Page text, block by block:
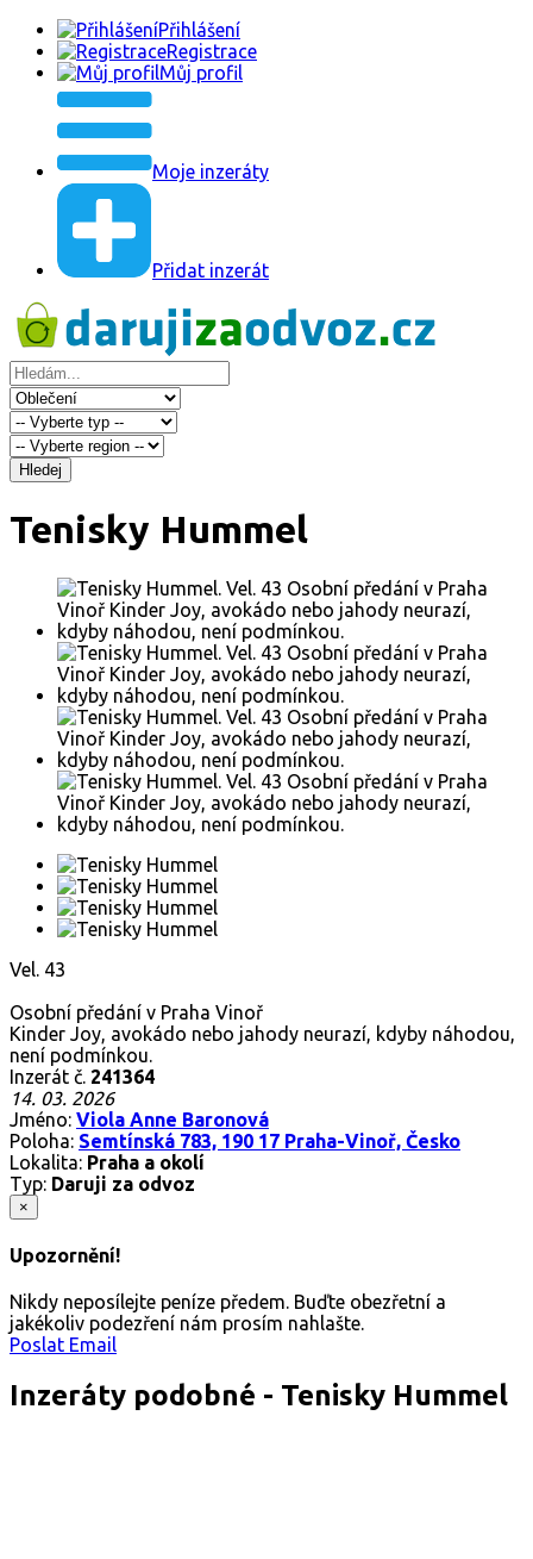
Přihlášení
Registrace
Můj profil
Moje inzeráty
Přidat inzerát
Hledej
Tenisky Hummel
Vel. 43
Osobní předání v Praha Vinoř
Kinder Joy, avokádo nebo jahody neurazí, kdyby náhodou,
není podmínkou.
Inzerát č. 241364
14. 03. 2026
Jméno: Viola Anne Baronová
Poloha: Semtínská 783, 190 17 Praha-Vinoř, Česko
Lokalita: Praha a okolí
Typ: Daruji za odvoz
×
Upozornění!
Nikdy neposílejte peníze předem. Buďte obezřetní a
jakékoliv podezření nám prosím nahlašte.
Poslat Email
Inzeráty podobné - Tenisky Hummel